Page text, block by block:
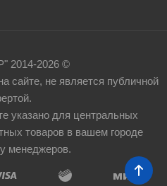
2014-2026 ©
сайте, не является публичной
указано для центральных
товаров в вашем городе
менеджеров.